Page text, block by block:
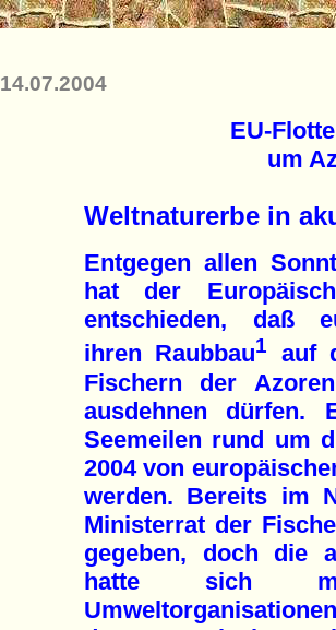
14.07.2004
EU-
um
Weltnaturerbe in
Entgegen allen
hat der
entschieden, daß
ihren Raubbau1
auf
Fischern der
ausdehnen
Seemeilen rund um
2004 von
werden. Bereits im
Ministerrat der
gegeben, doch die
hatte sich